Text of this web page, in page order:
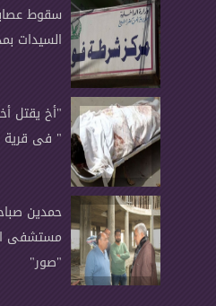
سقوط
السيدات
"أخ يقتل
" فى قرية
حمدين
مستشفى
"صور"